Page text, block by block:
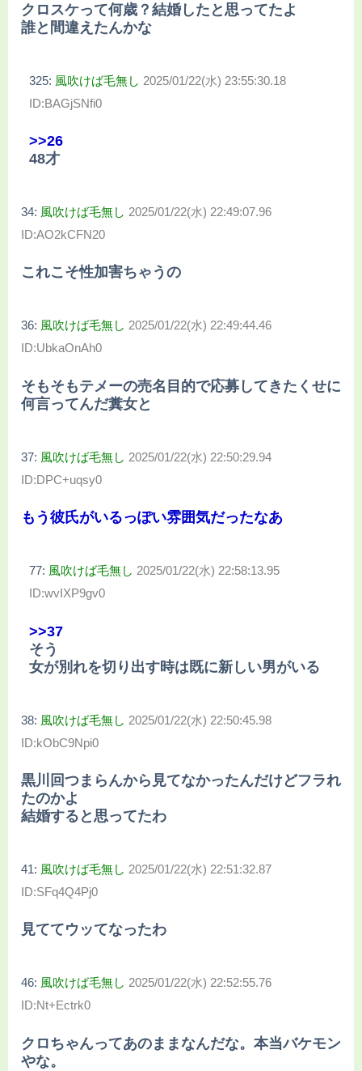
クロスケって何歳？結婚したと思ってたよ
誰と間違えたんかな
325: 風吹けば毛無し 2025/01/22(水) 23:55:30.18
ID:BAGjSNfi0
>>26
48才
34: 風吹けば毛無し 2025/01/22(水) 22:49:07.96
ID:AO2kCFN20
これこそ性加害ちゃうの
36: 風吹けば毛無し 2025/01/22(水) 22:49:44.46
ID:UbkaOnAh0
そもそもテメーの売名目的で応募してきたくせに
何言ってんだ糞女と
37: 風吹けば毛無し 2025/01/22(水) 22:50:29.94
ID:DPC+uqsy0
もう彼氏がいるっぽい雰囲気だったなあ
77: 風吹けば毛無し 2025/01/22(水) 22:58:13.95
ID:wvIXP9gv0
>>37
そう
女が別れを切り出す時は既に新しい男がいる
38: 風吹けば毛無し 2025/01/22(水) 22:50:45.98
ID:kObC9Npi0
黒川回つまらんから見てなかったんだけどフラれ
たのかよ
結婚すると思ってたわ
41: 風吹けば毛無し 2025/01/22(水) 22:51:32.87
ID:SFq4Q4Pj0
見ててウッてなったわ
46: 風吹けば毛無し 2025/01/22(水) 22:52:55.76
ID:Nt+Ectrk0
クロちゃんってあのままなんだな。本当バケモン
やな。